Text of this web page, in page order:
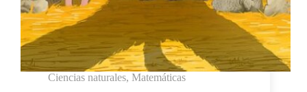
Ciencias naturales, Matemáticas